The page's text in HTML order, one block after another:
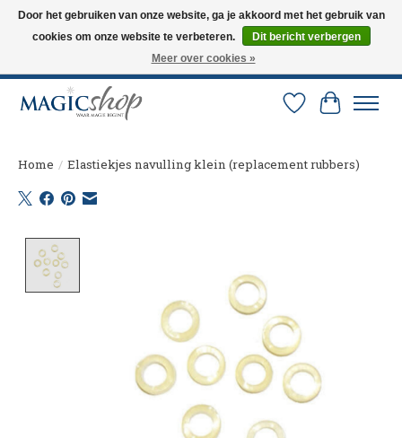
Altijd de nieuwste trucs op voorraad. Snelle verzending via PostNL en DHL.
Langskomen in onze winkel? Bel of mail om een afspraak te maken. 0251-
Verlanglijst
Home / Elastiekjes navulling klein (replacement rubbers)
Door het gebruiken van onze website, ga je akkoord met het gebruik van
cookies om onze website te verbeteren.
Dit bericht verbergen
Meer over cookies »